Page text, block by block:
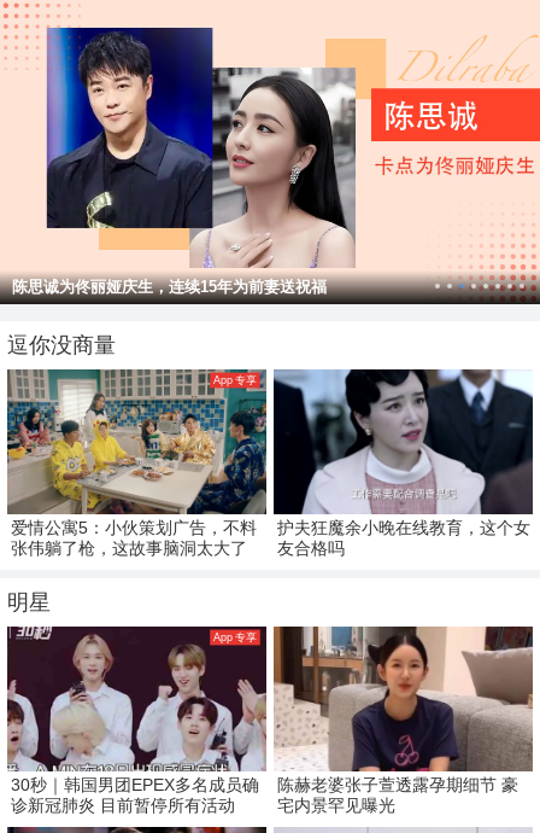
《歌手》总决赛！14位歌手带来开场秀
逗你没商量
App 专享
爱情公寓5：小伙策划广告，不料
张伟躺了枪，这故事脑洞太大了
护夫狂魔余小晚在线教育，这个女
友合格吗
明星
App 专享
30秒｜韩国男团EPEX多名成员确
诊新冠肺炎 目前暂停所有活动
陈赫老婆张子萱透露孕期细节 豪
宅内景罕见曝光